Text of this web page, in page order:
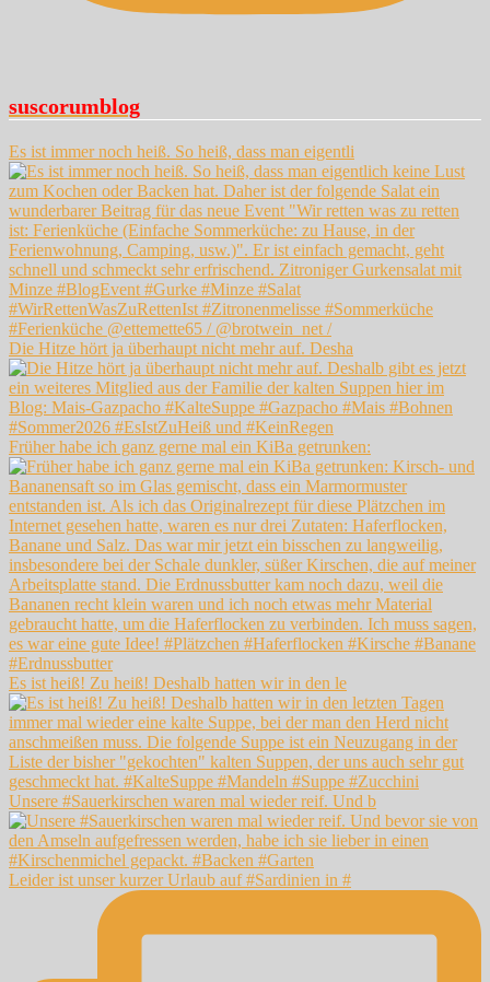
suscorumblog
Es ist immer noch heiß. So heiß, dass man eigentli
Die Hitze hört ja überhaupt nicht mehr auf. Desha
Früher habe ich ganz gerne mal ein KiBa getrunken:
Es ist heiß! Zu heiß! Deshalb hatten wir in den le
Unsere #Sauerkirschen waren mal wieder reif. Und b
Leider ist unser kurzer Urlaub auf #Sardinien in #